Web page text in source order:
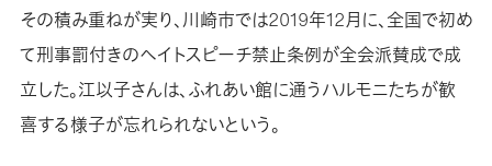
その積み重ねが実り、川崎市では2019年12月に、全国で初め
て刑事罰付きのヘイトスピーチ禁止条例が全会派賛成で成
立した。江以子さんは、ふれあい館に通うハルモニたちが歓
喜する様子が忘れられないという。